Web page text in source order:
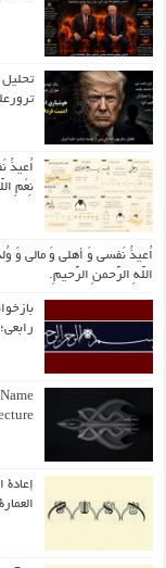
تحلیل
اُعیذُ
نِعَمِ
اُعیذُ نَفسی وَ أهلی وَ مالی وَ
اللّهِ الرَّحمنِ الرَّحیمِ.
العمارة